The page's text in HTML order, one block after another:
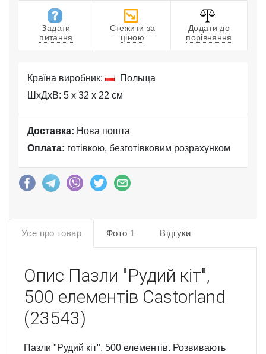
Задати
питання
Стежити за
ціною
Додати до
порівняння
Країна виробник:
Польща
ШхДхВ: 5 x 32 x 22 см
Доставка: Нова пошта
Оплата: готівкою, безготівковим розрахунком
Усе про товар Фото 1 Відгуки
Опис Пазли "Рудий кіт",
500 елементів Castorland
(23543)
Пазли "Рудий кіт", 500 елементів. Розвивають